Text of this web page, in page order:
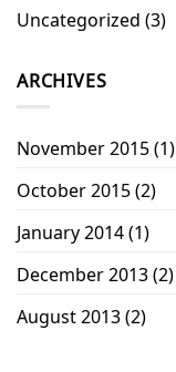
Uncategorized(3)
ARCHIVES
November 2015(1)
October 2015(2)
January 2014(1)
December 2013(2)
August 2013(2)